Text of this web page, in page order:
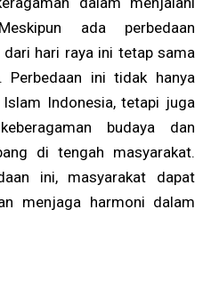
ada perbedaan
hari raya ini tetap sama
ini tidak hanya
Indonesia, tetapi juga
budaya dan
di tengah masyarakat.
ini, masyarakat dapat
menjaga harmoni dalam